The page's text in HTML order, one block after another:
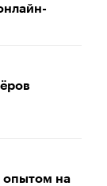
опытом на